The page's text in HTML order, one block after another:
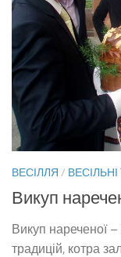
ВЕСІЛЛЯ / ВЕСІЛЬНІ
Викуп
Викуп нареченої
традицій, котра